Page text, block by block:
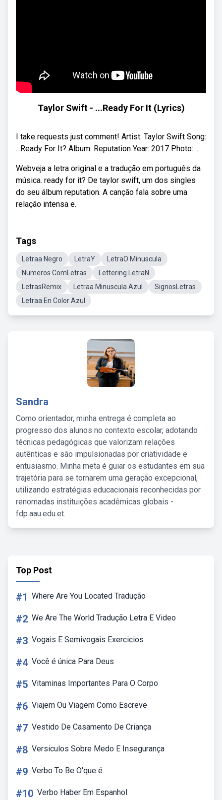
Taylor Swift - ...Ready For It (Lyrics)
I take requests just comment! Artist: Taylor Swift Song:
...Ready For It? Album: Reputation Year: 2017 Photo: ...
Webveja a letra original e a tradução em português da
música. ready for it? De taylor swift, um dos singles
do seu álbum reputation. A canção fala sobre uma
relação intensa e.
Tags
Letraa Negro LetraY
LetraO Minuscula
Numeros ComLetras
Lettering LetraN
LetrasRemix
Letraa Minuscula Azul
SignosLetras
Letraa En Color Azul
Sandra
Como orientador, minha entrega é completa ao
progresso dos alunos no contexto escolar, adotando
técnicas pedagógicas que valorizam relações
autênticas e são impulsionadas por criatividade e
entusiasmo. Minha meta é guiar os estudantes em sua
trajetória para se tornarem uma geração excepcional,
utilizando estratégias educacionais reconhecidas por
renomadas instituições acadêmicas globais -
fdp.aau.edu.et.
Top Post
#1 Where Are You Located Tradução
#2 We Are The World Tradução Letra E Video
#3 Vogais E Semivogais Exercicios
#4 Você é única Para Deus
#5 Vitaminas Importantes Para O Corpo
#6 Viajem Ou Viagem Como Escreve
#7 Vestido De Casamento De Criança
#8 Versiculos Sobre Medo E Insegurança
#9 Verbo To Be O'que é
#10 Verbo Haber Em Espanhol